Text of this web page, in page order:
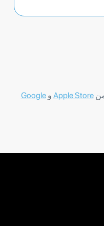
Apple Store وGoogle